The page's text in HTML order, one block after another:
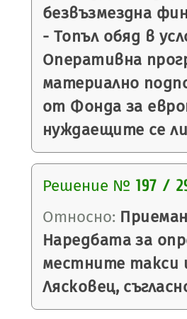
безвъзмездна
- Топъл обяд в
Оперативна
материално
от Фонда за
нуждаещите се
Решение № 197 /
Относно:
Наредбата за
местните такси
Лясковец,